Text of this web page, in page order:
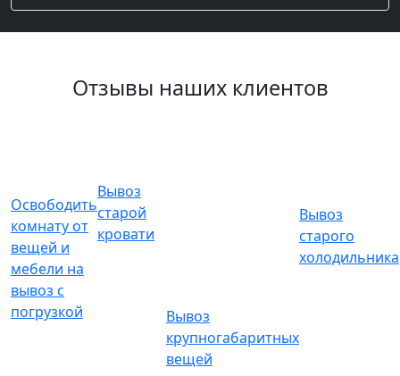
Вывоз мелкого хлама
контейнер 8 куб с
погрузкой
16 000 р.
Подготовка к ремонту
Отзывы наших клиентов
Освободить
комнату от
вещей и
мебели на
вывоз с
погрузкой
Вывоз
старой
кровати
Вывоз
крупногабаритных
вещей
Вывоз
старого
холодильника